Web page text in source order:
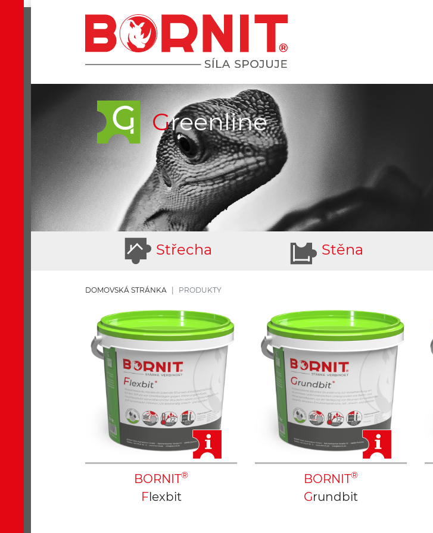
Greenline
Střecha Stěna
DOMOVSKÁ STRÁNKA PRODUKTY
BORNIT®
Flexbit
BORNIT®
Grundbit